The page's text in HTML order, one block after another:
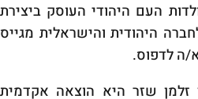
העם היהודי העוסק ביצירת
היהודית והישראלית מגייס
ה לדפוס.
שזר היא הוצאה אקדמית